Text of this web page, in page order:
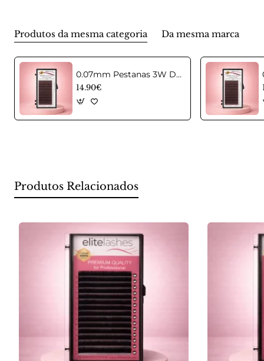
Produtos da mesma categoria Da mesma marca
0.07mm Pestanas 3W D Castanhas em curvatura C Mix
14.90€
Produtos Relacionados